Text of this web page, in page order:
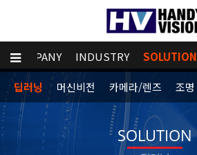
COMPANY INDUSTRY SOLUTION
딥러닝 머신비전 카메라/렌즈 조명
SOLUTION